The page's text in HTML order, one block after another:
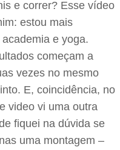
e correr? Esse vídeo
estou mais
e yoga.
começam a
vezes no mesmo
E, coincidência, no
video vi uma outra
fiquei na dúvida se
uma montagem –